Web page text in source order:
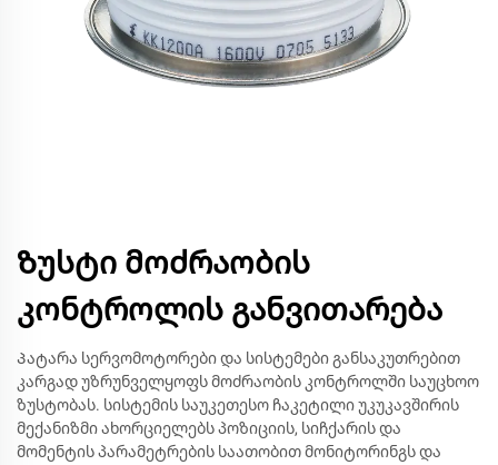
Ზუსტი მოძრაობის
კონტროლის განვითარება
Პატარა სერვომოტორები და სისტემები განსაკუთრებით
კარგად უზრუნველყოფს მოძრაობის კონტროლში საუცხოო
ზუსტობას. სისტემის საუკეთესო ჩაკეტილი უკუკავშირის
მექანიზმი ახორციელებს პოზიციის, სიჩქარის და
მომენტის პარამეტრების საათობით მონიტორინგს და